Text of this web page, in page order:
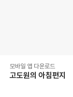
모바일 앱 다운로드
고도원의 아침편지